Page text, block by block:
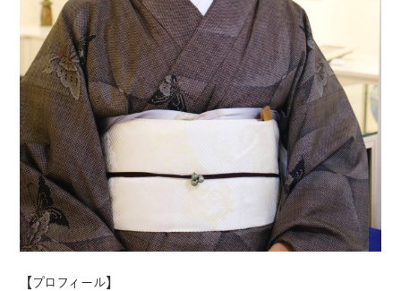
【プロフィール】